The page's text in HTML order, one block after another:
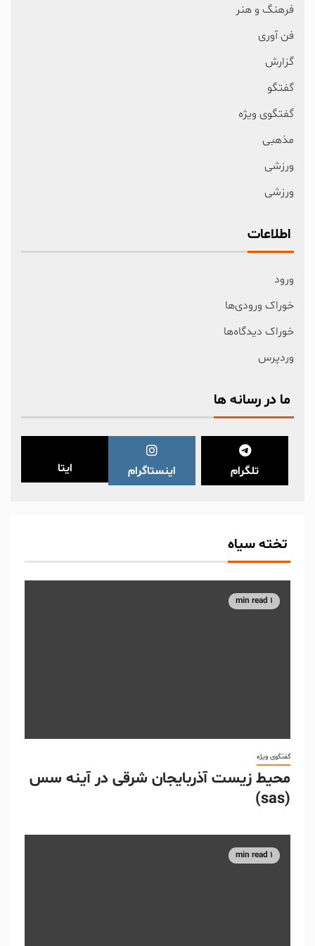
فرهنگ و هنر
فن آوری
گزارش
گفتگو
گفتگوی ویژه
مذهبی
ورزشی
ورزشی
اطلاعات
ورود
خوراک ورودی‌ها
خوراک دیدگاه‌ها
وردپرس
ما در رسانه ها
تلگرام اینستاگرام ایتا
تخته سیاه
1 min read
گفتگوی ویژه
محیط زیست آذربایجان شرقی در آینه سس
(sas)
1 min read